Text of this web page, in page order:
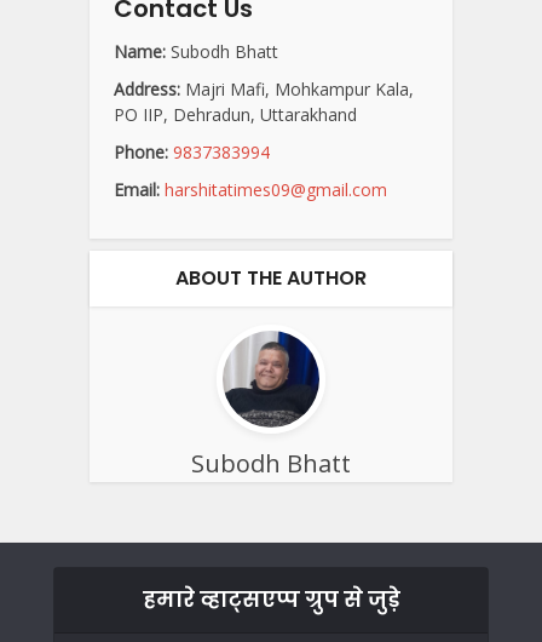
Contact Us
Name: Subodh Bhatt
Address: Majri Mafi, Mohkampur Kala,
PO IIP, Dehradun, Uttarakhand
Phone: 9837383994
Email: harshitatimes09@gmail.com
ABOUT THE AUTHOR
Subodh Bhatt
हमारे व्हाट्सएप्प ग्रुप से जुड़े